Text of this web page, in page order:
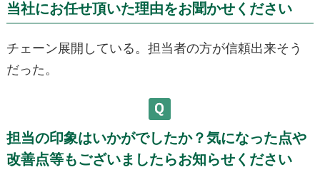
当社にお任せ頂いた理由をお聞かせください
チェーン展開している。担当者の方が信頼出来そう
だった。
担当の印象はいかがでしたか？気になった点や
改善点等もございましたらお知らせください